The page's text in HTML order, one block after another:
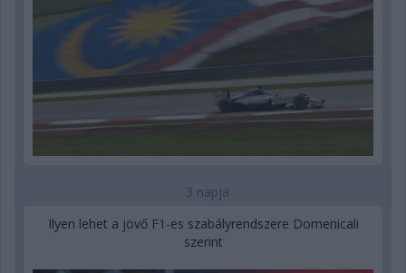
3 napja
Ilyen lehet a jövő F1-es szabályrendszere Domenicali
szerint